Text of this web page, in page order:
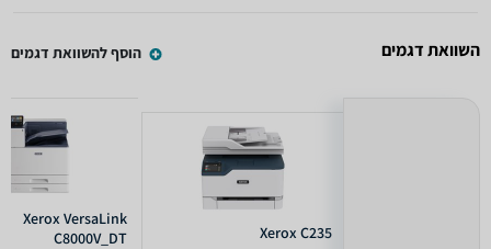
השוואת דגמים הוסף להשוואת דגמים
Xerox C235
Xerox VersaLink
C8000V_DT